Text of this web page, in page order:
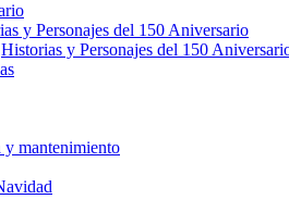
y Personajes del 150 Aniversario
Historias y Personajes del 150
y mantenimiento